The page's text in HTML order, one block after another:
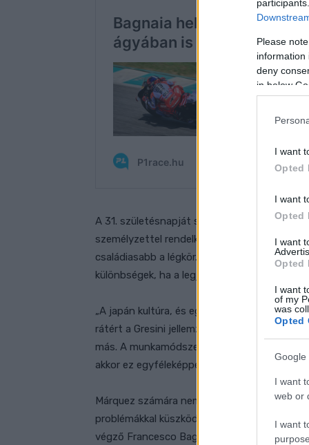
Please
information
deny
in below
I want
Opted
I want
Opted
I want
Opted
I want
of my
was
Opted
Google
I want
web or
I want
A 31. születésnapját szombaton ünneplő
személyzettel rendelkező gyári csapatnál
családiasabb a légkör. Ugyanakkor Márquez
különbségek, ha a legjobb pozíciókért akarnak
„A japán kultúra, és egy gyári csapat –
rátért a Gresini jellemzőire. – Ez egy privát
más. A munkamódszer, a pontosság, a
akkor ez egyféleképpen [működik].”
Márquez számára nem indult jól a múlt heti
problémákkal küszködött. Végül aztán
végző Francesco Bagnaiához képest 588